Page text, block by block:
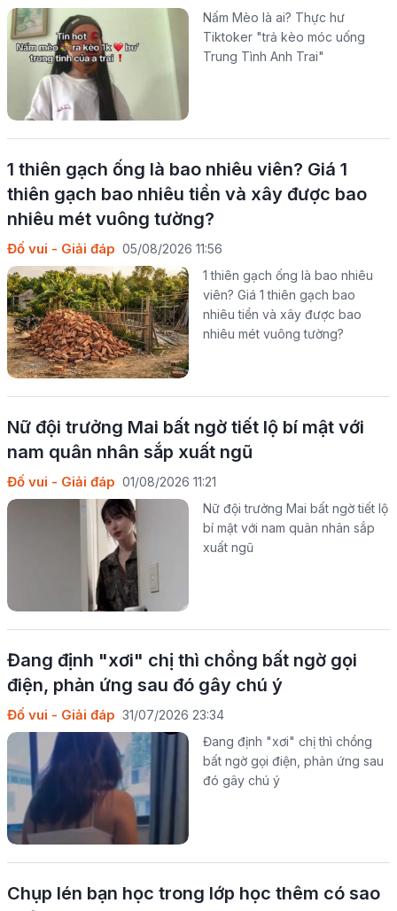
Nấm Mèo là ai? Thực hư
Tiktoker "trả kèo móc uống
Trung Tình Anh Trai"
1 thiên gạch ống là bao nhiêu viên? Giá 1
thiên gạch bao nhiêu tiền và xây được bao
nhiêu mét vuông tường?
Đố vui - Giải đáp 05/08/2026 11:56
1 thiên gạch ống là bao nhiêu
viên? Giá 1 thiên gạch bao
nhiêu tiền và xây được bao
nhiêu mét vuông tường?
Nữ đội trưởng Mai bất ngờ tiết lộ bí mật với
nam quân nhân sắp xuất ngũ
Đố vui - Giải đáp 01/08/2026 11:21
Nữ đội trưởng Mai bất ngờ tiết lộ
bí mật với nam quân nhân sắp
xuất ngũ
Đang định "xơi" chị thì chồng bất ngờ gọi
điện, phản ứng sau đó gây chú ý
Đố vui - Giải đáp 31/07/2026 23:34
Đang định "xơi" chị thì chồng
bất ngờ gọi điện, phản ứng sau
đó gây chú ý
Chụp lén bạn học trong lớp học thêm có sao